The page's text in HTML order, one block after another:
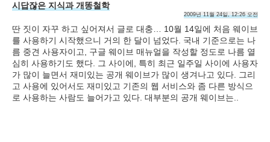
시답잖은 지식과 개똥철학
2009년 11월 24일, 12:26 오전
딴 짓이 자꾸 하고 싶어져서 글로 대충… 10월 14일에 처음 웨이브
를 사용하기 시작했으니 거의 한 달이 넘었다. 국내 기준으로는 나
름 중견 사용자이고, 구글 웨이브 매뉴얼을 작성할 정도로 나름 열
심히 사용하기도 했다. 그 사이에, 특히 최근 일주일 사이에 사용자
가 많이 늘면서 재미있는 공개 웨이브가 많이 생겨나고 있다. 그리
고 사용에 있어서도 재미있고 기존의 웹 서비스와 좀 다른 방식으
로 사용하는 사람도 늘어가고 있다. 대부분의 공개 웨이브는..